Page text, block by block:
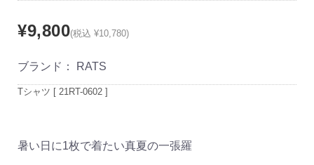
¥9,800(税込 ¥10,780)
ブランド： RATS
Tシャツ [ 21RT-0602 ]
暑い日に1枚で着たい真夏の一張羅